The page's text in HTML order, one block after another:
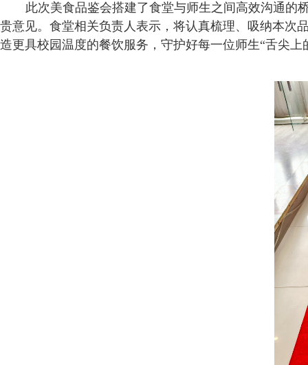
此次美食品鉴会搭建了食堂与师生之间高效沟通的
贵意见。食堂相关负责人表示，将认真梳理、吸纳本次
造更具校园温度的餐饮服务，守护好每一位师生“舌尖上